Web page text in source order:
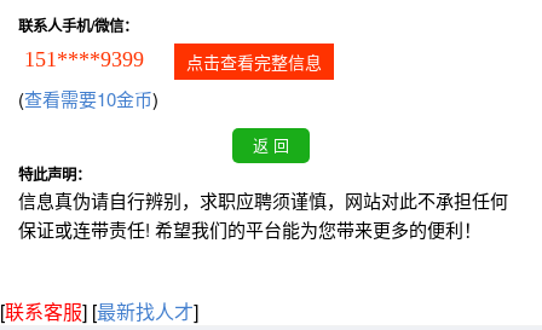
联系人手机/微信：
151****9399 点击查看完整信息
(查看需要10金币)
特此声明：
信息真伪请自行辨别，求职应聘须谨慎，网站对此不承担任何
保证或连带责任! 希望我们的平台能为您带来更多的便利！
[联系客服] [最新找人才]